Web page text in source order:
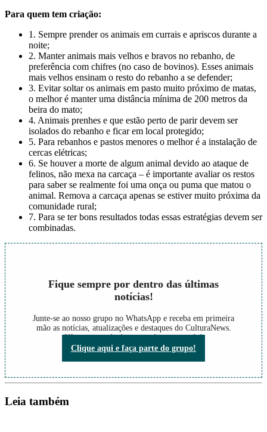
Para quem tem criação:
1. Sempre prender os animais em currais e apriscos durante a
noite;
2. Manter animais mais velhos e bravos no rebanho, de
preferência com chifres (no caso de bovinos). Esses animais
mais velhos ensinam o resto do rebanho a se defender;
3. Evitar soltar os animais em pasto muito próximo de matas,
o melhor é manter uma distância mínima de 200 metros da
beira do mato;
4. Animais prenhes e que estão perto de parir devem ser
isolados do rebanho e ficar em local protegido;
5. Para rebanhos e pastos menores o melhor é a instalação de
cercas elétricas;
6. Se houver a morte de algum animal devido ao ataque de
felinos, não mexa na carcaça – é importante avaliar os restos
para saber se realmente foi uma onça ou puma que matou o
animal. Remova a carcaça apenas se estiver muito próxima da
comunidade rural;
7. Para se ter bons resultados todas essas estratégias devem ser
combinadas.
Fique sempre por dentro das últimas
notícias!
Junte-se ao nosso grupo no WhatsApp e receba em primeira
mão as notícias, atualizações e destaques do CulturaNews.
Não perca nada do que está acontecendo!
Clique aqui e faça parte do grupo!
Leia também